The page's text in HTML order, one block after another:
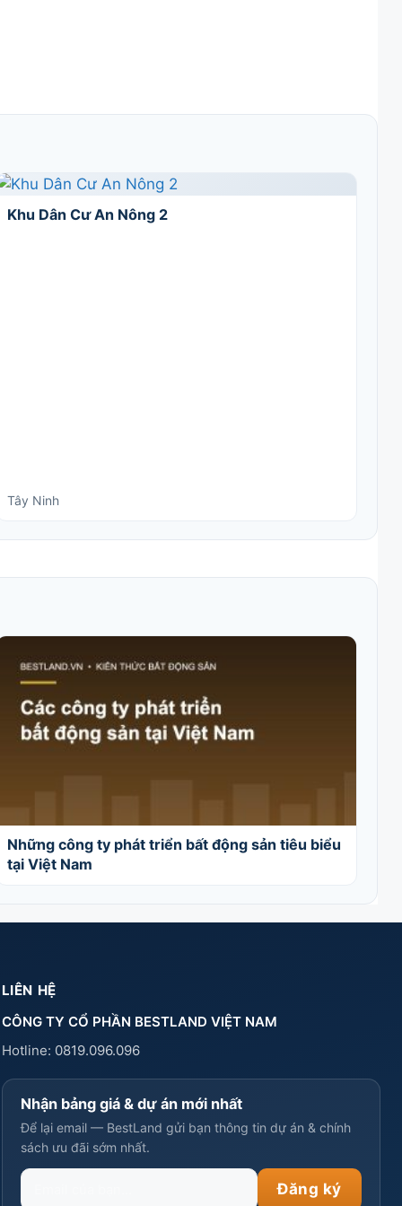
Khu Dân Cư An Nông 2
Tây Ninh
Những công ty phát triển bất động sản tiêu biểu
tại Việt Nam
LIÊN HỆ
CÔNG TY CỔ PHẦN BESTLAND VIỆT NAM
Hotline: 0819.096.096
Nhận bảng giá & dự án mới nhất
Để lại email — BestLand gửi bạn thông tin dự án & chính
sách ưu đãi sớm nhất.
Email
Đăng ký